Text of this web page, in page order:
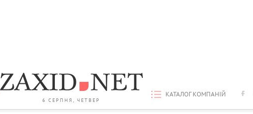
6 СЕРПНЯ, ЧЕТВЕР
КАТАЛОГ КОМПАНІЙ